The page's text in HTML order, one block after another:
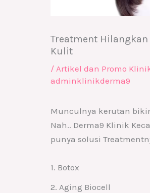
Treatment
Kulit
/ Artikel dan Promo
adminklinikderma9
Munculnya kerutan
Nah.. Derma9 Klinik
punya solusi
1. Botox
2. Aging Biocell